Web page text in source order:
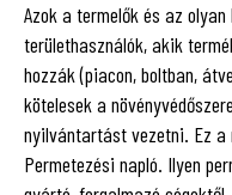
Azok a termelők és az
területhasználók, akik
hozzák (piacon, boltban,
kötelesek a
nyilvántartást vezetni. Ez
Permetezési napló. Ilyen